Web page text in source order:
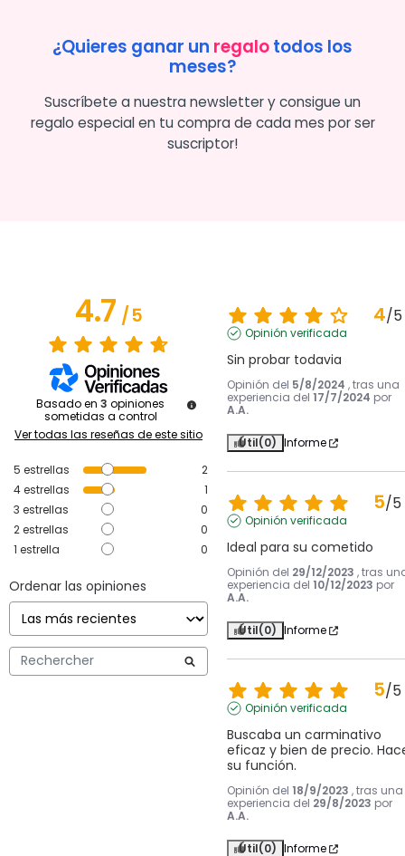
¿Quieres ganar un regalotodos los
meses?
Suscríbete a nuestra newsletter y consigue un
regalo especial en tu compra de cada mes por ser
suscriptor!
4.7/5
Basado en 3 opiniones
sometidas a control
Ver todas las reseñas de este sitio
5 estrellas
2
4estrellas
1
3 estrellas
0
2estrellas
0
1 estrella 0
Ordenar las opiniones
4/5
Opinión verificada
Sin probar todavia
Opinión del 5/8/2024 , tras una
experiencia del 17/7/2024 por
A.A.
Útil(0) Informe
5/5
Opinión verificada
Ideal para su cometido
Opinión del 29/12/2023 , tras
experiencia del 10/12/2023 por
A.A.
Útil(0) Informe
5/5
Opinión verificada
Buscaba un carminativo
eficaz y bien de precio.
su función.
Opinión del 18/9/2023 , tras una
experiencia del 29/8/2023 por
A.A.
Útil(0) Informe